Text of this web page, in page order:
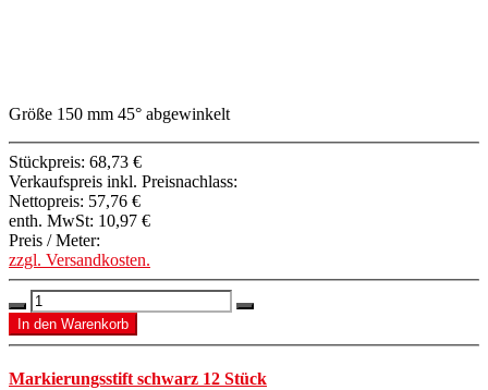
Größe 150 mm 45° abgewinkelt
Stückpreis: 68,73 €
Verkaufspreis inkl. Preisnachlass:
Nettopreis: 57,76 €
enth. MwSt: 10,97 €
Preis / Meter:
zzgl. Versandkosten.
Markierungsstift schwarz 12 Stück